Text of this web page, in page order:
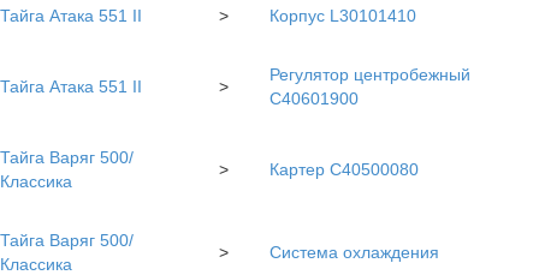
Тайга Атака 551 II > Корпус L30101410
Тайга Атака 551 II >
Регулятор центробежный
С40601900
Тайга Варяг 500/
Классика
> Картер C40500080
Тайга Варяг 500/
Классика
> Система охлаждения